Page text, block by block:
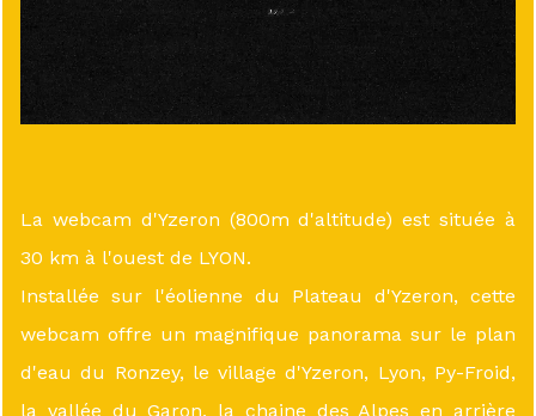
La webcam d'Yzeron (800m d'altitude) est située à
30 km à l'ouest de LYON.
Installée sur l'éolienne du Plateau d'Yzeron, cette
webcam offre un magnifique panorama sur le plan
d'eau du Ronzey, le village d'Yzeron, Lyon, Py-Froid,
la vallée du Garon, la chaine des Alpes en arrière